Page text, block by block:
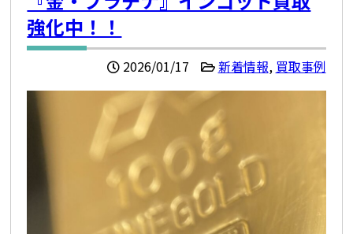
強化中！！
2026/01/17 新着情報, 買取事例